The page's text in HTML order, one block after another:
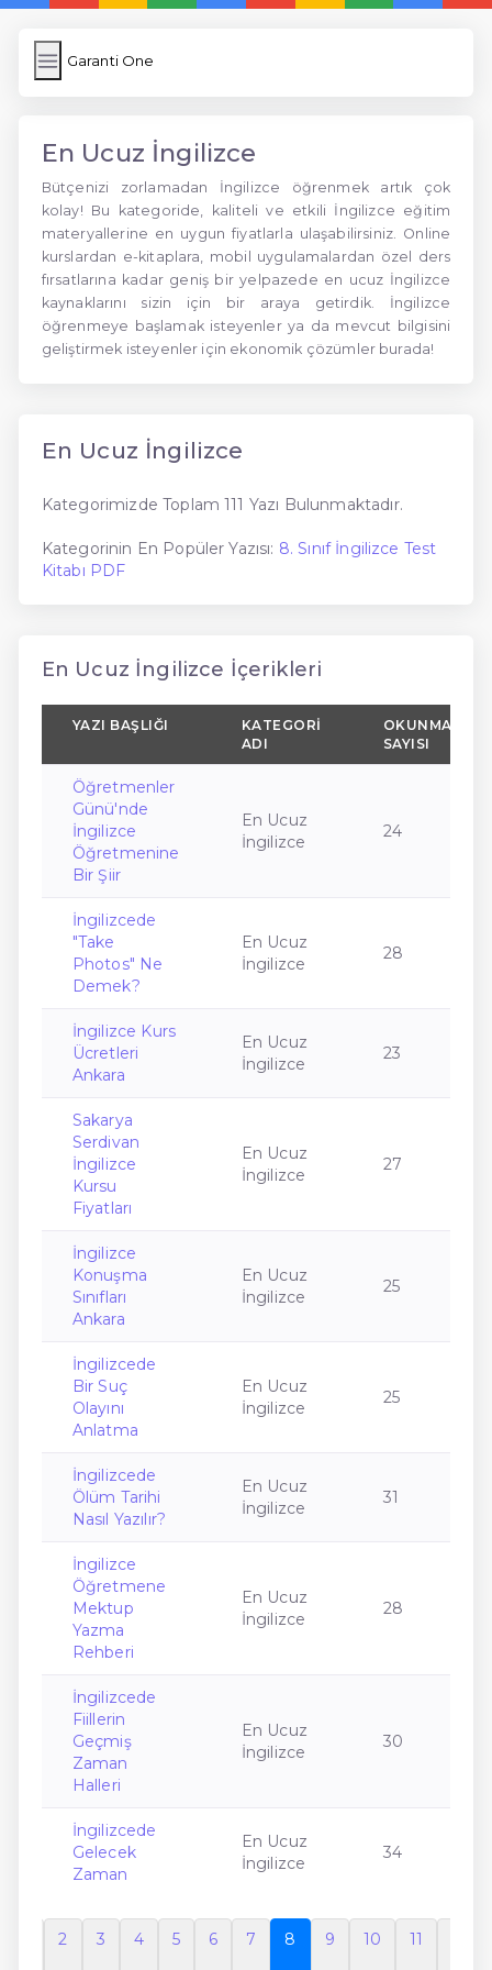
Garanti One
En Ucuz İngilizce
Bütçenizi zorlamadan İngilizce öğrenmek artık çok
kolay! Bu kategoride, kaliteli ve etkili İngilizce eğitim
materyallerine en uygun fiyatlarla ulaşabilirsiniz. Online
kurslardan e-kitaplara, mobil uygulamalardan özel ders
fırsatlarına kadar geniş bir yelpazede en ucuz İngilizce
kaynaklarını sizin için bir araya getirdik. İngilizce
öğrenmeye başlamak isteyenler ya da mevcut bilgisini
geliştirmek isteyenler için ekonomik çözümler burada!
En Ucuz İngilizce
Kategorimizde Toplam 111 Yazı Bulunmaktadır.
Kategorinin En Popüler Yazısı: 8. Sınıf İngilizce Test
Kitabı PDF
En Ucuz İngilizce İçerikleri
YAZI BAŞLIĞI
KATEGORI
ADI
OKUNMA
SAYISI
Öğretmenler
Günü'nde
İngilizce
Öğretmenine
Bir Şiir
En Ucuz
İngilizce
24
İngilizcede
"Take
Photos" Ne
Demek?
En Ucuz
İngilizce
28
İngilizce Kurs
Ücretleri
Ankara
En Ucuz
İngilizce
23
Sakarya
Serdivan
İngilizce
Kursu
Fiyatları
En Ucuz
İngilizce
27
İngilizce
Konuşma
Sınıfları
Ankara
En Ucuz
İngilizce
25
İngilizcede
Bir Suç
Olayını
Anlatma
En Ucuz
İngilizce
25
İngilizcede
Ölüm Tarihi
Nasıl Yazılır?
En Ucuz
İngilizce
31
İngilizce
Öğretmene
Mektup
Yazma
Rehberi
En Ucuz
İngilizce
28
İngilizcede
Fiillerin
Geçmiş
Zaman
Halleri
En Ucuz
İngilizce
30
İngilizcede
Gelecek
Zaman
En Ucuz
İngilizce
34
2 3 4 5 6 7 8 9 10 11